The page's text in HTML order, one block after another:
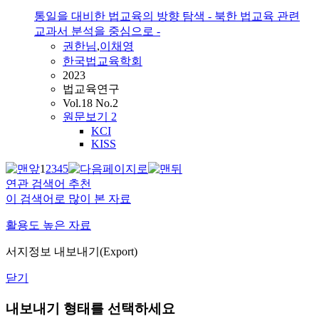
통일을 대비한 법교육의 방향 탐색 - 북한 법교육 관련
교과서 분석을 중심으로 -
권한님,이채영
한국법교육학회
2023
법교육연구
Vol.18 No.2
원문보기 2
KCI
KISS
12345
연관 검색어 추천
이 검색어로 많이 본 자료
활용도 높은 자료
서지정보 내보내기(Export)
닫기
내보내기 형태를 선택하세요